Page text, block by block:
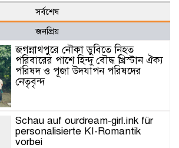
সর্বশেষ
জনপ্রিয়
জগন্নাথপুরে নৌকা ডুবিতে নিহত
পরিবারের পাশে হিন্দু বৌদ্ধ খ্রিস্টান ঐক্য
পরিষদ ও পূজা উদযাপন পরিষদের
নেতৃবৃন্দ
Schau auf ourdream-girl.ink für
personalisierte KI-Romantik
vorbei